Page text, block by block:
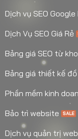
Dịch vụ SEO Google
Dịch Vụ SEO Giá Rẻ
Bảng giá SEO từ
Bảng giá thiết kế
Phần mềm kinh
Bảo trì website
Dịch vụ quản trị